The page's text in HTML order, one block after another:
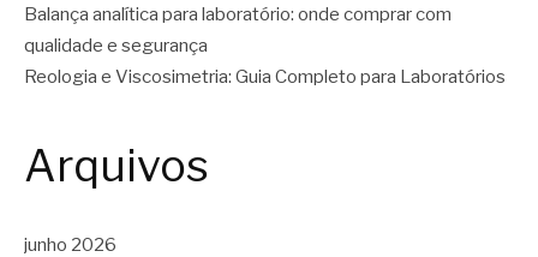
Balança analítica para laboratório: onde comprar com
qualidade e segurança
Reologia e Viscosimetria: Guia Completo para Laboratórios
Arquivos
junho 2026